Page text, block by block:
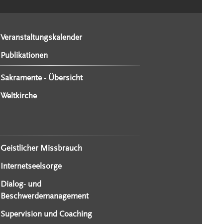
Veranstaltungskalender
Publikationen
Sakramente - Übersicht
Weltkirche
Geistlicher Missbrauch
Internetseelsorge
Dialog- und
Beschwerdemanagement
Supervision und Coaching